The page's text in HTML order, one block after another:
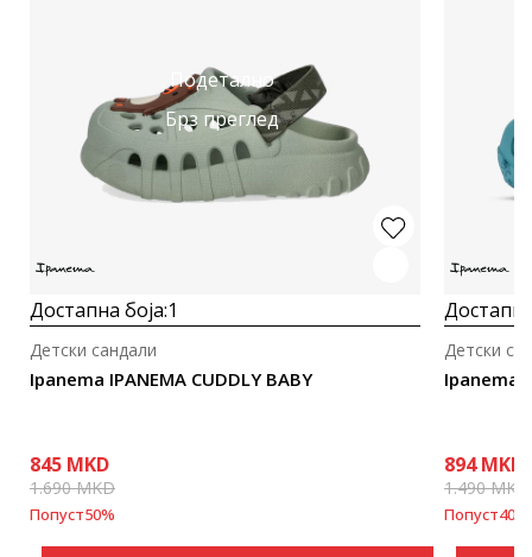
Подетално
Брз преглед
Достапна боја:1
Ipanema IPANEMA CUDDLY BABY
Детски сандали
845 MKD
1.690MKD
Попуст50%
Ipanema
Детски
894 MKD
1.490MKD
Попуст40